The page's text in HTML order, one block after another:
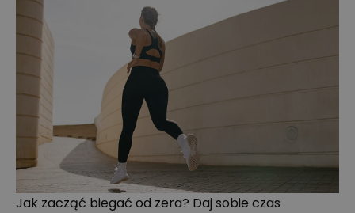
Jak zacząć biegać od zera? Daj sobie czas